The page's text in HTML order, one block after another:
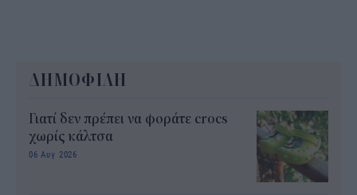
ΔΗΜΟΦΙΛΗ
Γιατί δεν πρέπει να φοράτε crocs
χωρίς κάλτσα
06 Αυγ 2026